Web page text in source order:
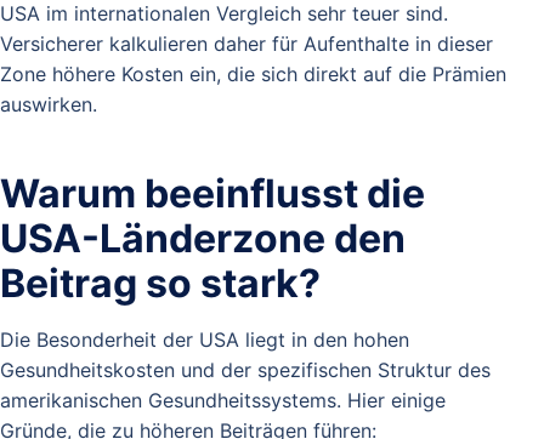
USA im internationalen Vergleich sehr teuer sind.
Versicherer kalkulieren daher für Aufenthalte in dieser
Zone höhere Kosten ein, die sich direkt auf die Prämien
auswirken.
Warum beeinflusst die
USA-Länderzone den
Beitrag so stark?
Die Besonderheit der USA liegt in den hohen
Gesundheitskosten und der spezifischen Struktur des
amerikanischen Gesundheitssystems. Hier einige
Gründe, die zu höheren Beiträgen führen: